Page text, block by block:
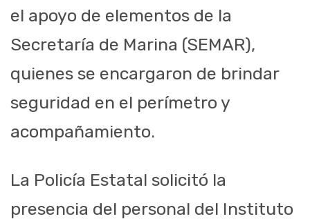
el apoyo de elementos de la
Secretaría de Marina (SEMAR),
quienes se encargaron de brindar
seguridad en el perímetro y
acompañamiento.
La Policía Estatal solicitó la
presencia del personal del Instituto